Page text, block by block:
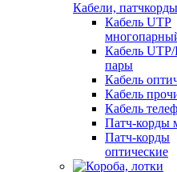
Кабели, патчкорды
Кабель UTP
Кабель UTP/
пары
Кабель
Кабель
Кабель
Патч-корды
Патч-корды
оптические